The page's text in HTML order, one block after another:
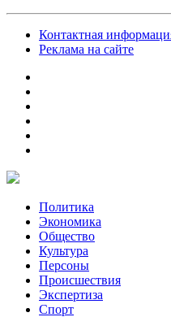
Контактная
Реклама на сайте
Политика
Экономика
Общество
Культура
Персоны
Происшествия
Экспертиза
Спорт